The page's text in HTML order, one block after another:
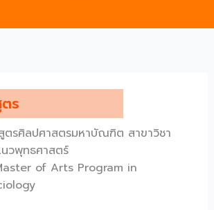
ร
ตรศิลปศาสตรมหาบัณฑิต สาขาวิชา
วพุทธศาสตร์
of Arts Program in